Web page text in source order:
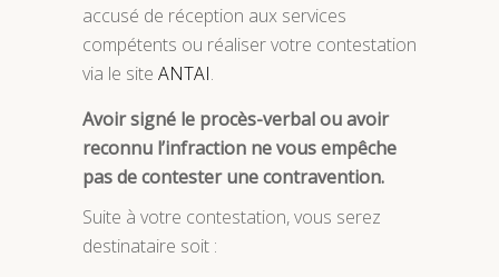
accusé de réception aux services
compétents ou réaliser votre contestation
via le site ANTAI.
Avoir signé le procès-verbal ou avoir
reconnu l’infraction ne vous empêche
pas de contester une contravention.
Suite à votre contestation, vous serez
destinataire soit :